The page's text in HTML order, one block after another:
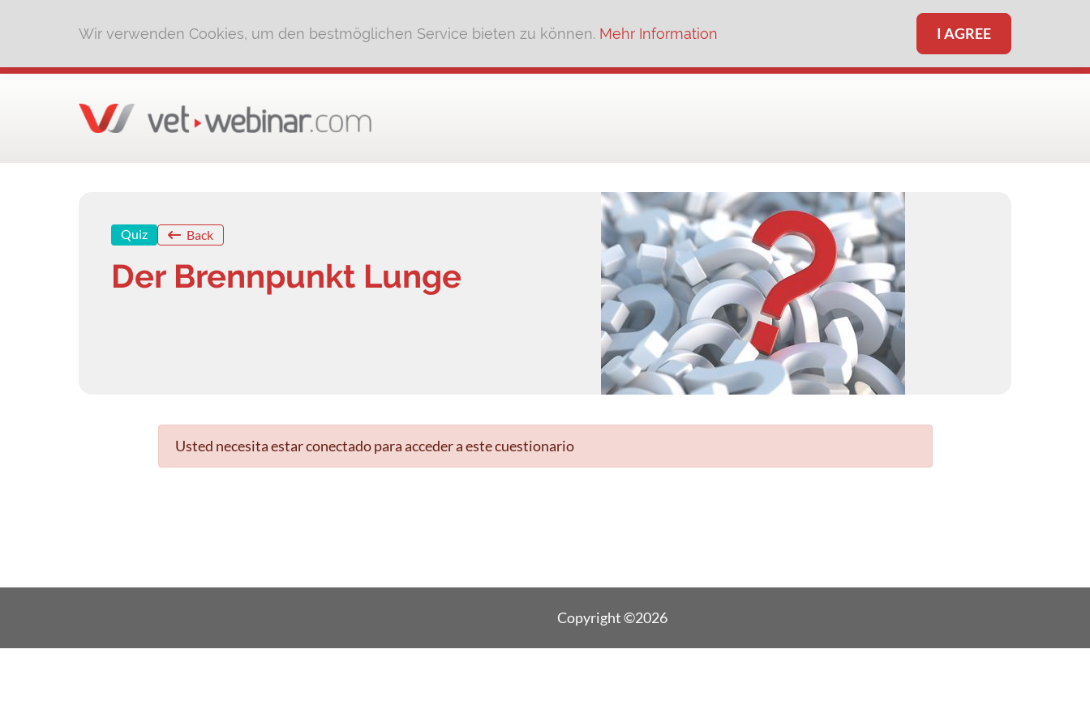
Wir verwenden Cookies, um den bestmöglichen Service bieten zu können. Mehr Information I AGREE
Quiz Back
Der Brennpunkt Lunge
Usted necesita estar conectado para acceder a este cuestionario
Copyright ©2026